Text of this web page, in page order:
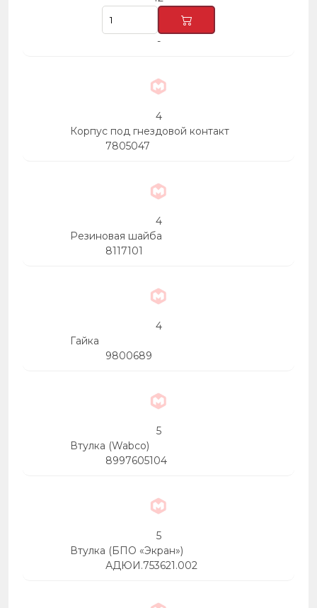
-
4
Корпус под гнездовой контакт
7805047
4
Резиновая шайба
8117101
4
Гайка
9800689
5
Втулка (Wabco)
8997605104
5
Втулка (БПО «Экран»)
АДЮИ.753621.002